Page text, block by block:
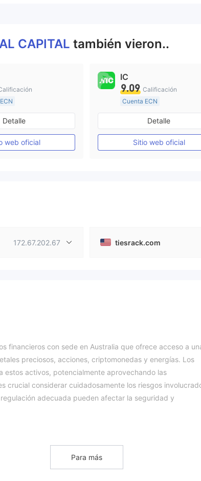
CAPITAL también vieron..
20 años
en Australia
Creación Mercado Forex (MM)
completa de MT4
Detalle
web oficial
IC
9.09 Calificación
Cuenta ECN
De 15 a 20 años
Supervisión en Australia
Licencia completa de MT4
Detalle
Sitio web oficial
172.67.202.67 tiesrack.com
financieros con sede en Australia que ofrece acceso a
preciosos, acciones, criptomonedas y energías. Los
estos activos, potencialmente aprovechando las
crucial considerar cuidadosamente los riesgos
adecuada pueden afectar la seguridad y
financiero internacional más grande del mundo, con un
Para más